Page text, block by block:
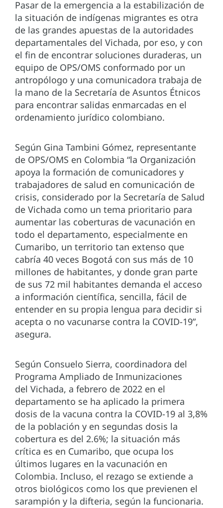
Pasar de la emergencia a la estabilización de
la situación de indígenas migrantes es otra
de las grandes apuestas de la autoridades
departamentales del Vichada, por eso, y con
el fin de encontrar soluciones duraderas, un
equipo de OPS/OMS conformado por un
antropólogo y una comunicadora trabaja de
la mano de la Secretaría de Asuntos Étnicos
para encontrar salidas enmarcadas en el
ordenamiento jurídico colombiano.
Según Gina Tambini Gómez, representante
de OPS/OMS en Colombia “la Organización
apoya la formación de comunicadores y
trabajadores de salud en comunicación de
crisis, considerado por la Secretaría de Salud
de Vichada como un tema prioritario para
aumentar las coberturas de vacunación en
todo el departamento, especialmente en
Cumaribo, un territorio tan extenso que
cabría 40 veces Bogotá con sus más de 10
millones de habitantes, y donde gran parte
de sus 72 mil habitantes demanda el acceso
a información científica, sencilla, fácil de
entender en su propia lengua para decidir si
acepta o no vacunarse contra la COVID-19”,
asegura.
Según Consuelo Sierra, coordinadora del
Programa Ampliado de Inmunizaciones
del Vichada, a febrero de 2022 en el
departamento se ha aplicado la primera
dosis de la vacuna contra la COVID-19 al 3,8%
de la población y en segundas dosis la
cobertura es del 2.6%; la situación más
crítica es en Cumaribo, que ocupa los
últimos lugares en la vacunación en
Colombia. Incluso, el rezago se extiende a
otros biológicos como los que previenen el
sarampión y la difteria, según la funcionaria.